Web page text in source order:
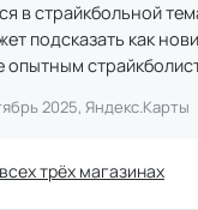
в страйкбольной
подсказать как
опытным
2025, Яндекс.Карты
трёх магазинах